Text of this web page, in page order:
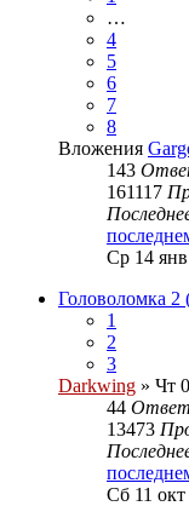
…
4
5
6
7
8
Вложения
143
161117
Ср 14
Головоломка 2
1
2
3
Darkwing » Чт
44
13473
Сб 11